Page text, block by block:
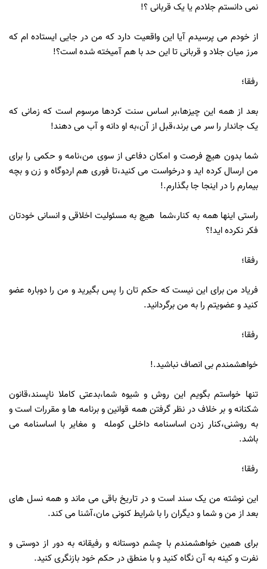
نمی دانستم جلادم یا یک قربانی ؟!
از خودم می پرسیدم آیا این واقعیت دارد که من در جایی ایستاده ام که
مرز میان جلاد و قربانی تا این حد با هم آمیخته شده است؟!
رفقا؛
بعد از همه این چیزها،بر اساس سنت کردها مرسوم است که زمانی که
یک جاندار را سر می برند،قبل از آن،به او دانه و آب می دهند!
شما بدون هیچ فرصت و امکان دفاعی از سوی من،نامه و حکمی را برای
من ارسال کرده اید و درخواست می کنید،تا فوری هم اردوگاه و زن و بچه
بیمارم را در اینجا جا بگذارم.!
راستی اینها همه به کنار،شما هیچ به مسئولیت اخلاقی و انسانی خودتان
فکر نکرده اید!؟
رفقا؛
فریاد من برای این نیست که حکم تان را پس بگیرید و من را دوباره عضو
کنید و عضویتم را به من برگردانید.
رفقا؛
خواهشمندم بی انصاف نباشید.!
تنها خواستم بگویم این روش و شیوه شما،بدعتی کاملا ناپسند،قانون
شکنانه و بر خلاف در نظر گرفتن همه قوانین و برنامه ها و مقررات است و
به روشنی،کنار زدن اساسنامه داخلی کومله و مغایر با اساسنامه می
باشد.
رفقا؛
این نوشته من یک سند است و در تاریخ باقی می ماند و همه نسل های
بعد از من و شما و دیگران را با شرایط کنونی مان،آشنا می کند.
برای همین خواهشمندم با چشم دوستانه و رفیقانه به دور از دوستی و
نفرت و کینه به آن نگاه کنید و با منطق در حکم خود بازنگری کنید.